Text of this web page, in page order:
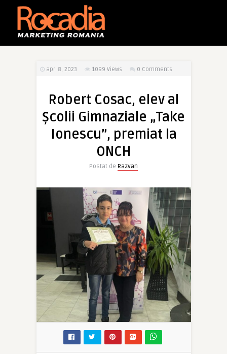
apr. 8, 2023 1099 Views 0 Comments
Robert Cosac, elev al
Şcolii Gimnaziale „Take
Ionescu”, premiat la
ONCH
Postat de Razvan